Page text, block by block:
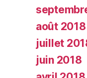
août 2018
juillet
juin 2018